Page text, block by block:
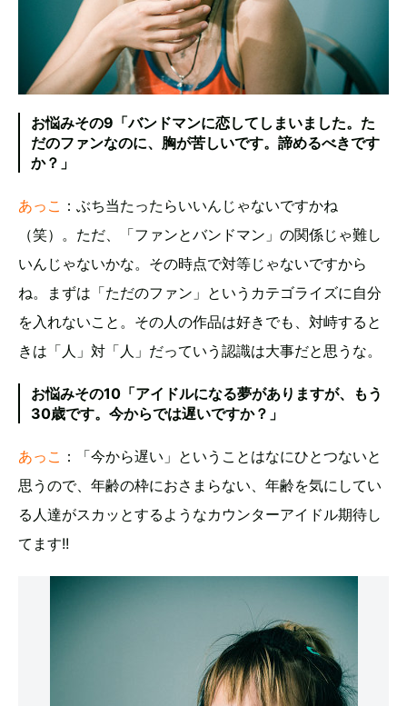
お悩みその9「バンドマンに恋してしまいました。た
だのファンなのに、胸が苦しいです。諦めるべきです
か？」
あっこ ：ぶち当たったらいいんじゃないですかね
（笑）。ただ、「ファンとバンドマン」の関係じゃ難し
いんじゃないかな。その時点で対等じゃないですから
ね。まずは「ただのファン」というカテゴライズに自分
を入れないこと。その人の作品は好きでも、対峙すると
きは「人」対「人」だっていう認識は大事だと思うな。
お悩みその10「アイドルになる夢がありますが、もう
30歳です。今からでは遅いですか？」
あっこ ：「今から遅い」ということはなにひとつないと
思うので、年齢の枠におさまらない、年齢を気にしてい
る人達がスカッとするようなカウンターアイドル期待し
てます!!